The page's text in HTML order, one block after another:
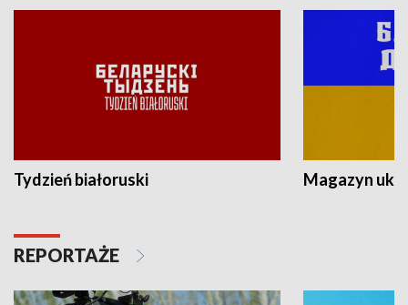
Tydzień białoruski Magazyn
REPORTAŻE